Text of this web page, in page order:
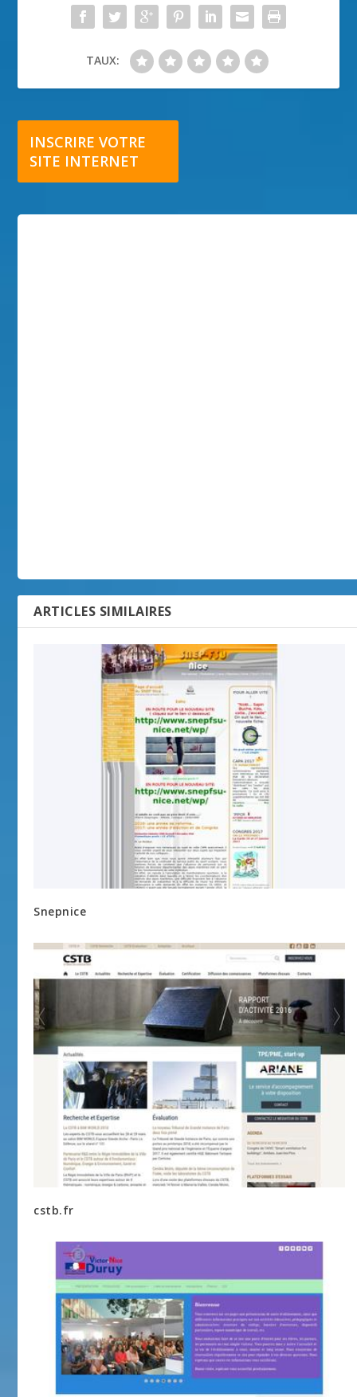
TAUX:
INSCRIRE VOTRE
SITE INTERNET
ARTICLES SIMILAIRES
Snepnice
cstb.fr